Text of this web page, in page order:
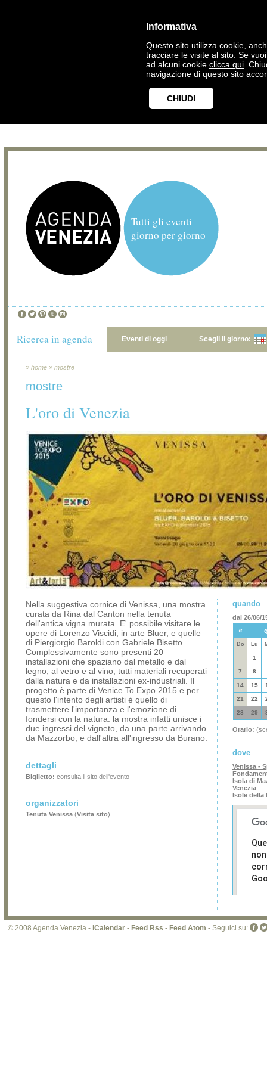
Informativa
Questo sito utilizza cookie,
tracciare le visite al sito. Se
ad alcuni cookie clicca qui .
navigazione di questo sito
CHIUDI
Tutti gli eventi
giorno per giorno
Ricerca in agenda Eventi di oggi Scegli il giorno:
» home » mostre
mostre
L'oro di Venezia
Nella suggestiva cornice di Venissa, una mostra
curata da Rina dal Canton nella tenuta
dell'antica vigna murata. E' possibile visitare le
opere di Lorenzo Viscidi, in arte Bluer, e quelle
di Piergiorgio Baroldi con Gabriele Bisetto.
Complessivamente sono presenti 20
installazioni che spaziano dal metallo e dal
legno, al vetro e al vino, tutti materiali recuperati
dalla natura e da installazioni ex-industriali. Il
progetto è parte di Venice To Expo 2015 e per
questo l'intento degli artisti è quello di
trasmettere l'importanza e l'emozione di
fondersi con la natura: la mostra infatti unisce i
due ingressi del vigneto, da una parte arrivando
da Mazzorbo, e dall'altra all'ingresso da Burano.
dettagli
Biglietto: consulta il sito dell'evento
organizzatori
Tenuta Venissa (Visita sito)
quando
dal 26/06/
«
Do Lu
1
7 8
14 15
21 22
28 29
Orario:
dove
Venissa -
Isola di
Venezia
Isole della
di
sito
© 2008 Agenda Venezia - iCalendar - Feed Rss - Feed Atom - Seguici su: